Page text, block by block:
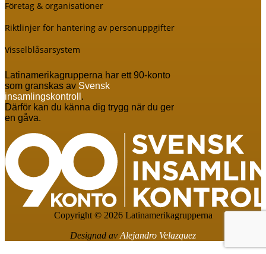
Företag & organisationer
Riktlinjer för hantering av personuppgifter
Visselblåsarsystem
Latinamerikagrupperna har ett 90-konto
som granskas av Svensk
insamlingskontroll .
Därför kan du känna dig trygg när du ger
en gåva.
Copyright © 2026 Latinamerikagrupperna
Designad av Alejandro Velazquez